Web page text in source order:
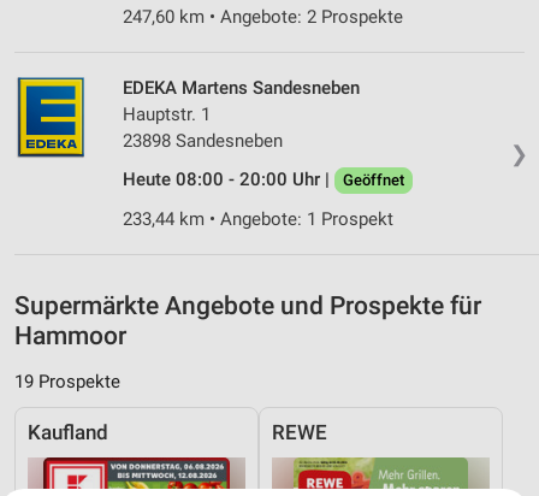
247,60 km • Angebote: 2 Prospekte
❯
EDEKA Martens Sandesneben
Hauptstr. 1
23898 Sandesneben
Heute 08:00 - 20:00 Uhr |
Geöffnet
233,44 km • Angebote: 1 Prospekt
Supermärkte Angebote und Prospekte für
Hammoor
19 Prospekte
Kaufland REWE